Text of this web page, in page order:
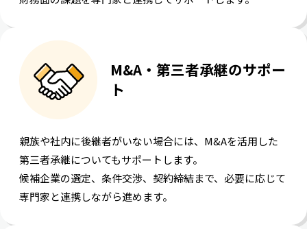
M&A・第三者承継のサポー
ト
親族や社内に後継者がいない場合には、M&Aを活用した
第三者承継についてもサポートします。
候補企業の選定、条件交渉、契約締結まで、必要に応じて
専門家と連携しながら進めます。